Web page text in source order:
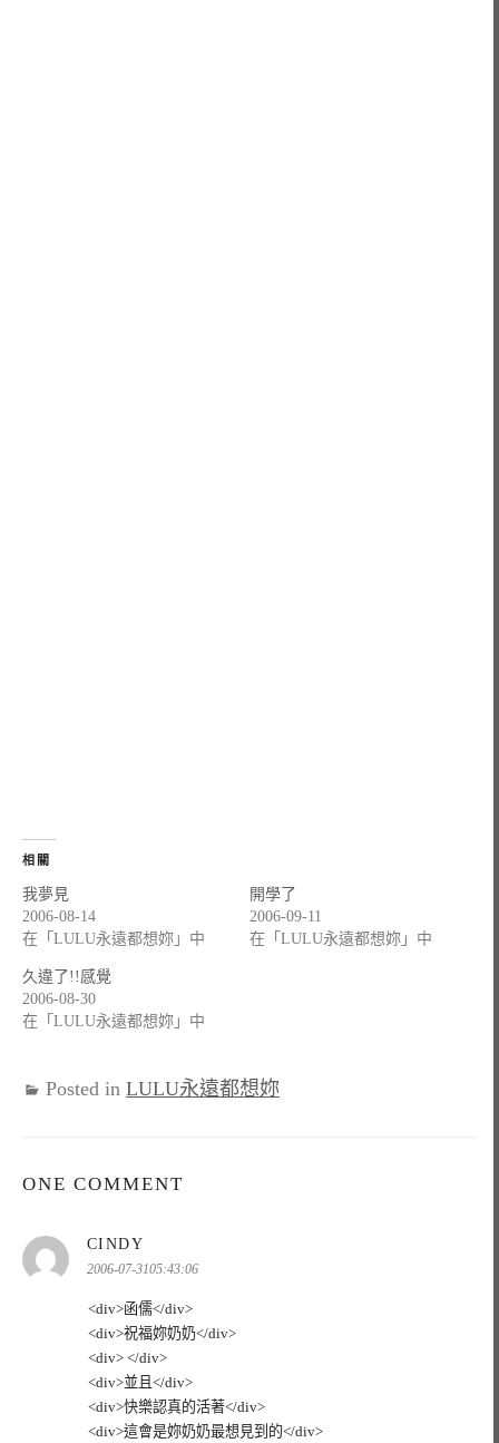
相關
我夢見
2006-08-14
在「LULU永遠都想妳」中
開學了
2006-09-11
在「LULU永遠都想妳」中
久違了!!感覺
2006-08-30
在「LULU永遠都想妳」中
Posted in LULU永遠都想妳
ONE COMMENT
CINDY
示:
2006-07-3105:43:06
<div>函儒</div>
<div>祝福妳奶奶</div>
<div> </div>
<div>並且</div>
<div>快樂認真的活著</div>
<div>這會是妳奶奶最想見到的</div>